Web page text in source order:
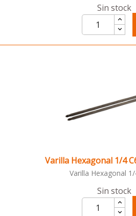
Sin stock
Varilla Hexagonal 1/4
Varilla Hexagonal 1/
Sin stock